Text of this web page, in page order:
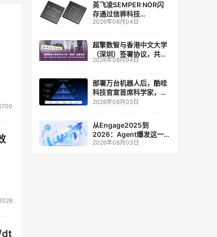
dt
英飞凌SEMPER NOR闪
存通过信骅科技
AST2700 BMC认证，全
管理
2026年08月04日
超擎数智与香港中文大学
（深圳）签署协议，共建
人工智能和边缘计算联合
2026年08月04日
部署万台机器人后，酷哇
科技官宣首席科学家，要
让世界模型交付生产力
2026年08月03日
从Engage2025到
2026：Agent爆发这一
年，AI CRM 走到哪了
2026年08月03日